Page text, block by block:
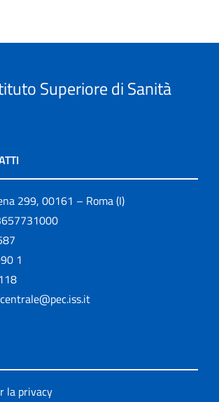
Superiore di Sanità
299, 00161 – Roma (I)
1
la privacy